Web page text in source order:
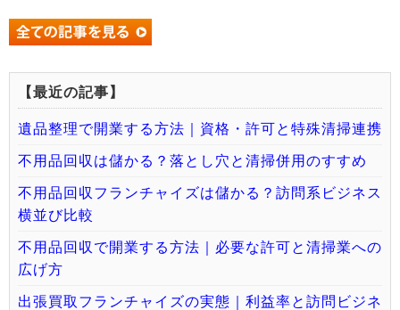
【最近の記事】
遺品整理で開業する方法｜資格・許可と特殊清掃連携
不用品回収は儲かる？落とし穴と清掃併用のすすめ
不用品回収フランチャイズは儲かる？訪問系ビジネス
横並び比較
不用品回収で開業する方法｜必要な許可と清掃業への
広げ方
出張買取フランチャイズの実態｜利益率と訪問ビジネ